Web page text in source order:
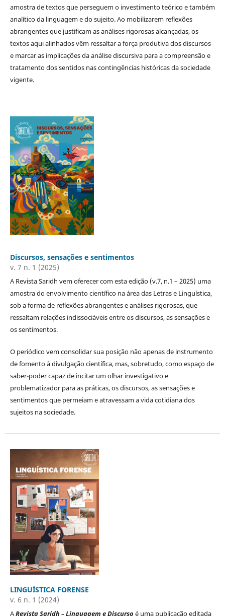
amostra de textos que perseguem o investimento teórico e também
analítico da linguagem e do sujeito. Ao mobilizarem reflexões
abrangentes que justificam as análises rigorosas alcançadas, os
textos aqui alinhados vêm ressaltar a força produtiva dos discursos
e marcar as implicações da análise discursiva para a compreensão e
tratamento dos sentidos nas contingências históricas da sociedade
vigente.
Discursos, sensações e sentimentos
v. 7 n. 1 (2025)
A Revista Saridh vem oferecer com esta edição (v.7, n.1 – 2025) uma
amostra do envolvimento científico na área das Letras e Linguística,
sob a forma de reflexões abrangentes e análises rigorosas, que
ressaltam relações indissociáveis entre os discursos, as sensações e
os sentimentos.
O periódico vem consolidar sua posição não apenas de instrumento
de fomento à divulgação científica, mas, sobretudo, como espaço de
saber-poder capaz de incitar um olhar investigativo e
problematizador para as práticas, os discursos, as sensações e
sentimentos que permeiam e atravessam a vida cotidiana dos
sujeitos na sociedade.
LINGUÍSTICA FORENSE
v. 6 n. 1 (2024)
ARevista Saridh – Linguagem e Discurso é uma publicação editada